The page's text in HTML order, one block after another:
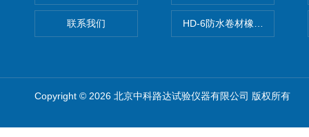
联系我们 HD-6防水卷材橡胶测厚仪
Copyright © 2026 北京中科路达试验仪器有限公司 版权所有